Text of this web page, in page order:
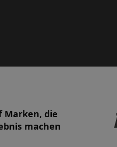
Marken, die
machen